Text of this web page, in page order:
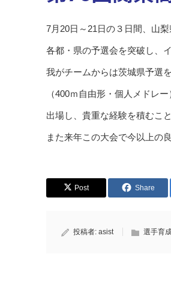
7月20日～21日の３日間、山
各都・県の予選会を突破し、
我がチームからは茨城県予選
（400ｍ自由形・個人メドレ
出場し、貴重な経験を積むこ
また来年この大会で今以上の
Post Share
投稿者: asist 選手育